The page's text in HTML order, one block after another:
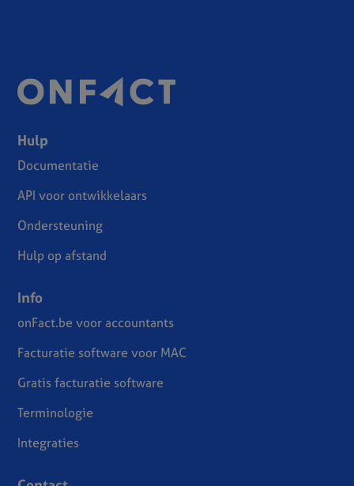
Hulp
Documentatie
API voor ontwikkelaars
Ondersteuning
Hulp op afstand
Info
onFact.be voor accountants
Facturatie software voor MAC
Gratis facturatie software
Terminologie
Integraties